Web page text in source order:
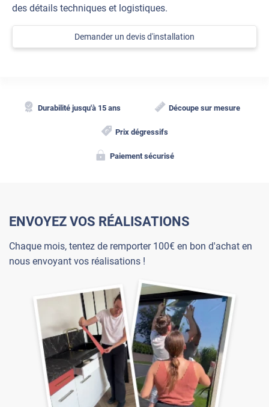
des détails techniques et logistiques.
Demander un devis d'installation
Durabilité jusqu'à 15 ans Découpe sur mesure
Prix dégressifs
Paiement sécurisé
ENVOYEZ VOS RÉALISATIONS
Chaque mois, tentez de remporter 100€ en bon d'achat en
nous envoyant vos réalisations !